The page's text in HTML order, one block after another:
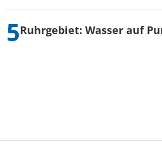
Ruhrgebiet: Wasser auf